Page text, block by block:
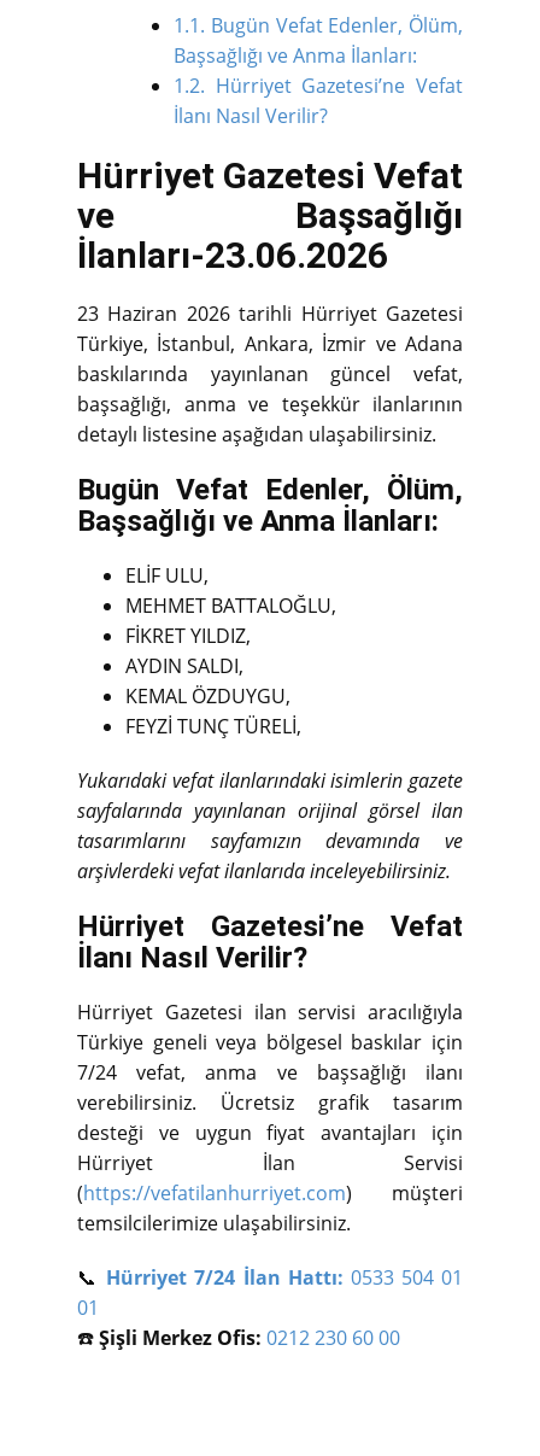
1.1. Bugün Vefat Edenler, Ölüm,
Başsağlığı ve Anma İlanları:
1.2. Hürriyet Gazetesi’ne Vefat
İlanı Nasıl Verilir?
Hürriyet Gazetesi Vefat
ve Başsağlığı
İlanları-23.06.2026
23 Haziran 2026 tarihli Hürriyet Gazetesi
Türkiye, İstanbul, Ankara, İzmir ve Adana
baskılarında yayınlanan güncel vefat,
başsağlığı, anma ve teşekkür ilanlarının
detaylı listesine aşağıdan ulaşabilirsiniz.
Bugün Vefat Edenler, Ölüm,
Başsağlığı ve Anma İlanları:
ELİF ULU,
MEHMET BATTALOĞLU,
FİKRET YILDIZ,
AYDIN SALDI,
KEMAL ÖZDUYGU,
FEYZİ TUNÇ TÜRELİ,
Yukarıdaki vefat ilanlarındaki isimlerin gazete
sayfalarında yayınlanan orijinal görsel ilan
tasarımlarını sayfamızın devamında ve
arşivlerdeki vefat ilanlarıda inceleyebilirsiniz.
Hürriyet Gazetesi’ne Vefat
İlanı Nasıl Verilir?
Hürriyet Gazetesi ilan servisi aracılığıyla
Türkiye geneli veya bölgesel baskılar için
7/24 vefat, anma ve başsağlığı ilanı
verebilirsiniz. Ücretsiz grafik tasarım
desteği ve uygun fiyat avantajları için
Hürriyet İlan Servisi
(https://vefatilanhurriyet.com) müşteri
temsilcilerimize ulaşabilirsiniz.
📞 Hürriyet 7/24 İlan Hattı: 0533 504 01
01
☎️Şişli Merkez Ofis: 0212 230 60 00